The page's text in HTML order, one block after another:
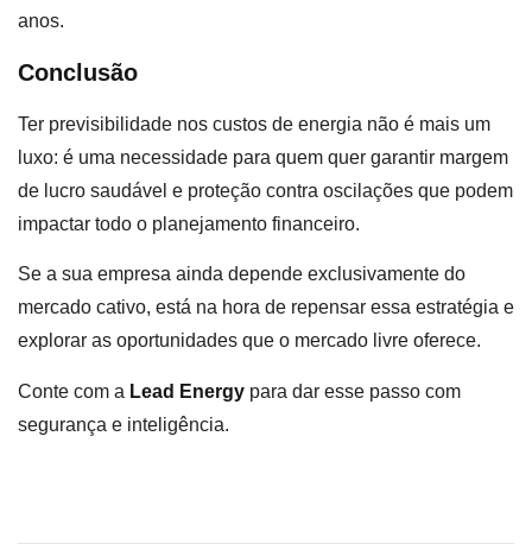
anos.
Conclusão
Ter previsibilidade nos custos de energia não é mais um
luxo: é uma necessidade para quem quer garantir margem
de lucro saudável e proteção contra oscilações que podem
impactar todo o planejamento financeiro.
Se a sua empresa ainda depende exclusivamente do
mercado cativo, está na hora de repensar essa estratégia e
explorar as oportunidades que o mercado livre oferece.
Conte com a Lead Energy para dar esse passo com
segurança e inteligência.